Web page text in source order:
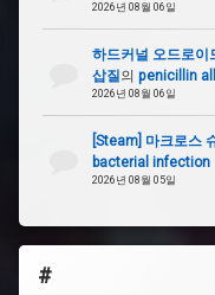
2026년 08월 06일
하드커널 오드로이
삽질의 penicillin
2026년 08월 06일
[Steam] 마크로스
bacterial infection
2026년 08월 05일
#